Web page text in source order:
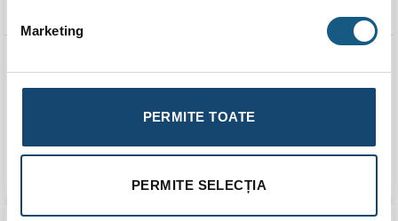
Marketing
PERMITE TOATE
PERMITE SELECȚIA
100 H 8 m, inox, perete
dublu, 25 mm izolatie din
100 H 9 m, inox, perete
dublu, 25 mm izolatie din